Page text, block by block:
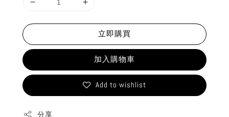
立即購買
加入購物車
Add to wishlist
分享